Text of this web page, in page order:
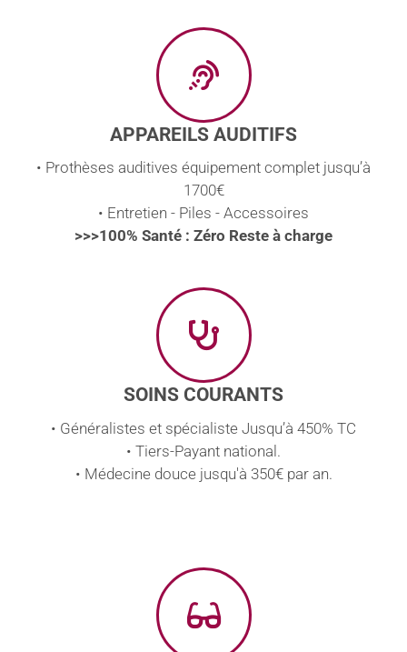
APPAREILS AUDITIFS
• Prothèses auditives équipement complet jusqu’à
1700€
• Entretien - Piles - Accessoires
>>>100% Santé : Zéro Reste à charge
SOINS COURANTS
• Généralistes et spécialiste Jusqu’à 450% TC
• Tiers-Payant national.
• Médecine douce jusqu'à 350€ par an.